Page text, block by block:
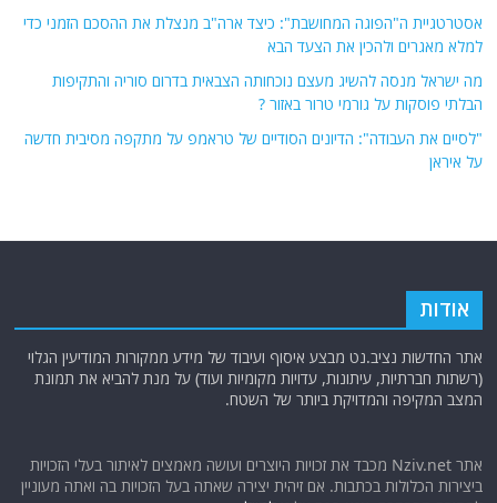
אסטרטגיית ה"הפוגה המחושבת": כיצד ארה"ב מנצלת את ההסכם הזמני כדי
למלא מאגרים ולהכין את הצעד הבא
מה ישראל מנסה להשיג מעצם נוכחותה הצבאית בדרום סוריה והתקיפות
הבלתי פוסקות על גורמי טרור באזור ?
"לסיים את העבודה": הדיונים הסודיים של טראמפ על מתקפה מסיבית חדשה
על איראן
אודות
אתר החדשות נציב.נט מבצע איסוף ועיבוד של מידע ממקורות המודיעין הגלוי
(רשתות חברתיות, עיתונות, עדויות מקומיות ועוד) על מנת להביא את תמונת
המצב המקיפה והמדויקת ביותר של השטח.
אתר Nziv.net מכבד את זכויות היוצרים ועושה מאמצים לאיתור בעלי הזכויות
ביצירות הכלולות בכתבות. אם זיהית יצירה שאתה בעל הזכויות בה ואתה מעוניין